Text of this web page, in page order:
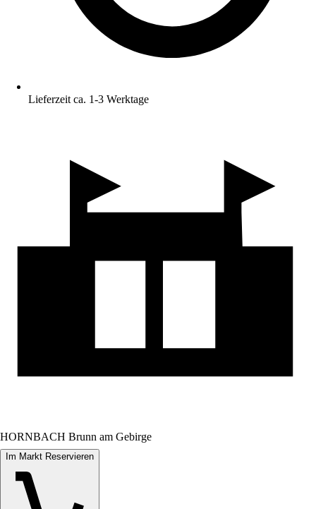
Lieferzeit ca. 1-3 Werktage
HORNBACH Brunn am Gebirge
Im Markt Reservieren